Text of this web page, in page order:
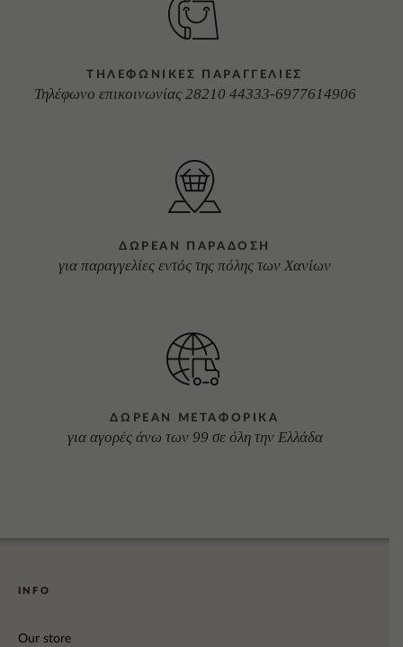
ΤΗΛΕΦΩΝΙΚΕΣ ΠΑΡΑΓΓΕΛΙΕΣ
Τηλέφωνο επικοινωνίας 28210 44333-6977614906
ΔΩΡΕΑΝ ΠΑΡΑΔΟΣΗ
για παραγγελίες εντός της πόλης των Χανίων
ΔΩΡΕΑΝ ΜΕΤΑΦΟΡΙΚΑ
για αγορές άνω των 99 σε όλη την Ελλάδα
INFO
Our store